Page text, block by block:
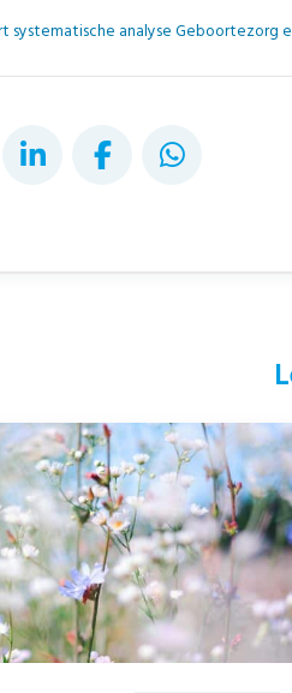
systematische analyse Geboortezorg